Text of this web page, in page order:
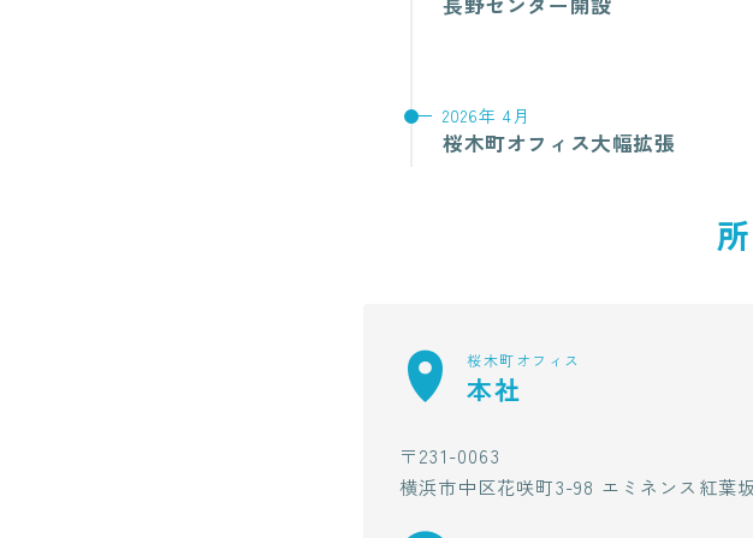
2026年 4月
桜木町オフィス大幅拡張
桜木町オフィス
本社
〒231-0063
横浜市中区花咲町3-98 エミネンス紅葉